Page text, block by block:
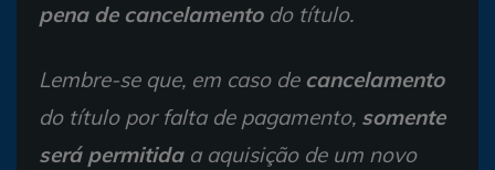
pena de cancelamentodo título.
Lembre-se que, em caso de cancelamento
do título por falta de pagamento, somente
será permitidaa aquisição de um novo